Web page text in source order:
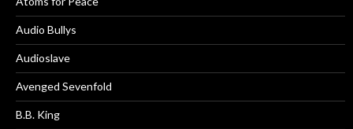
Audio Bullys
Audioslave
Avenged Sevenfold
B.B. King